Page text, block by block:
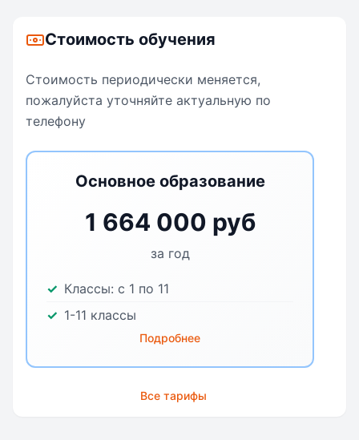
Стоимость обучения
Стоимость периодически меняется,
пожалуйста уточняйте актуальную по
телефону
Основное образование
1 664 000 руб
за год
Классы: с 1 по 11
1-11 классы
Подробнее
Все тарифы